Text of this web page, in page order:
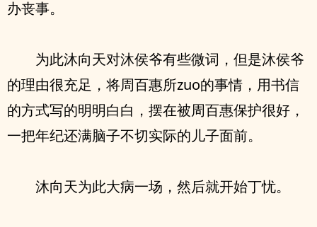
办丧事。
为此沐向天对沐侯爷有些微词，但是沐侯爷
的理由很充足，将周百惠所zuo的事情，用书信
的方式写的明明白白，摆在被周百惠保护很好，
一把年纪还满脑子不切实际的儿子面前。
沐向天为此大病一场，然后就开始丁忧。